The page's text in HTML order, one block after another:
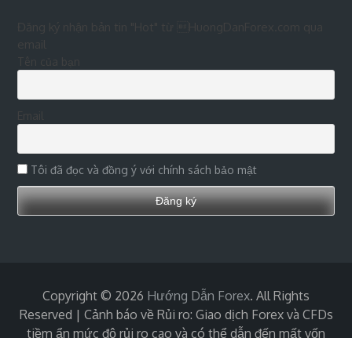
Đăng ký nhận bản tin "Hot" từ HuongDanForex.com qua
Tên của bạn
Tôi đã đọc và đồng ý với chính sách bảo mật
Copyright © 2026 Hướng Dẫn Forex. All Rights
Reserved | Cảnh báo về Rủi ro: Giao dịch Forex và CFDs
tiềm ẩn mức độ rủi ro cao và có thể dẫn đến mất vốn